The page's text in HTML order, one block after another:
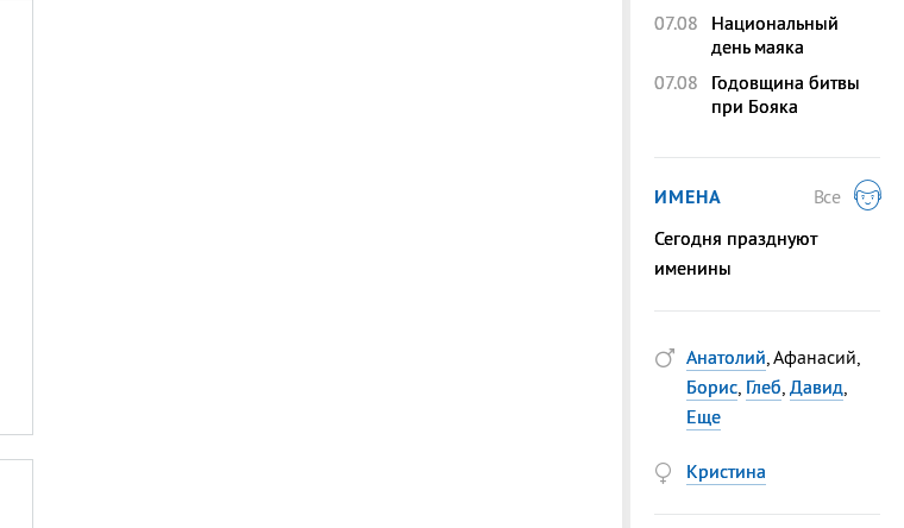
07.08
Национальный
день маяка
07.08
Годовщина битвы
при Бояка
ИМЕНА
Все
Сегодня празднуют
именины
Анатолий, Афанасий,
Борис, Глеб, Давид,
Еще
Кристина